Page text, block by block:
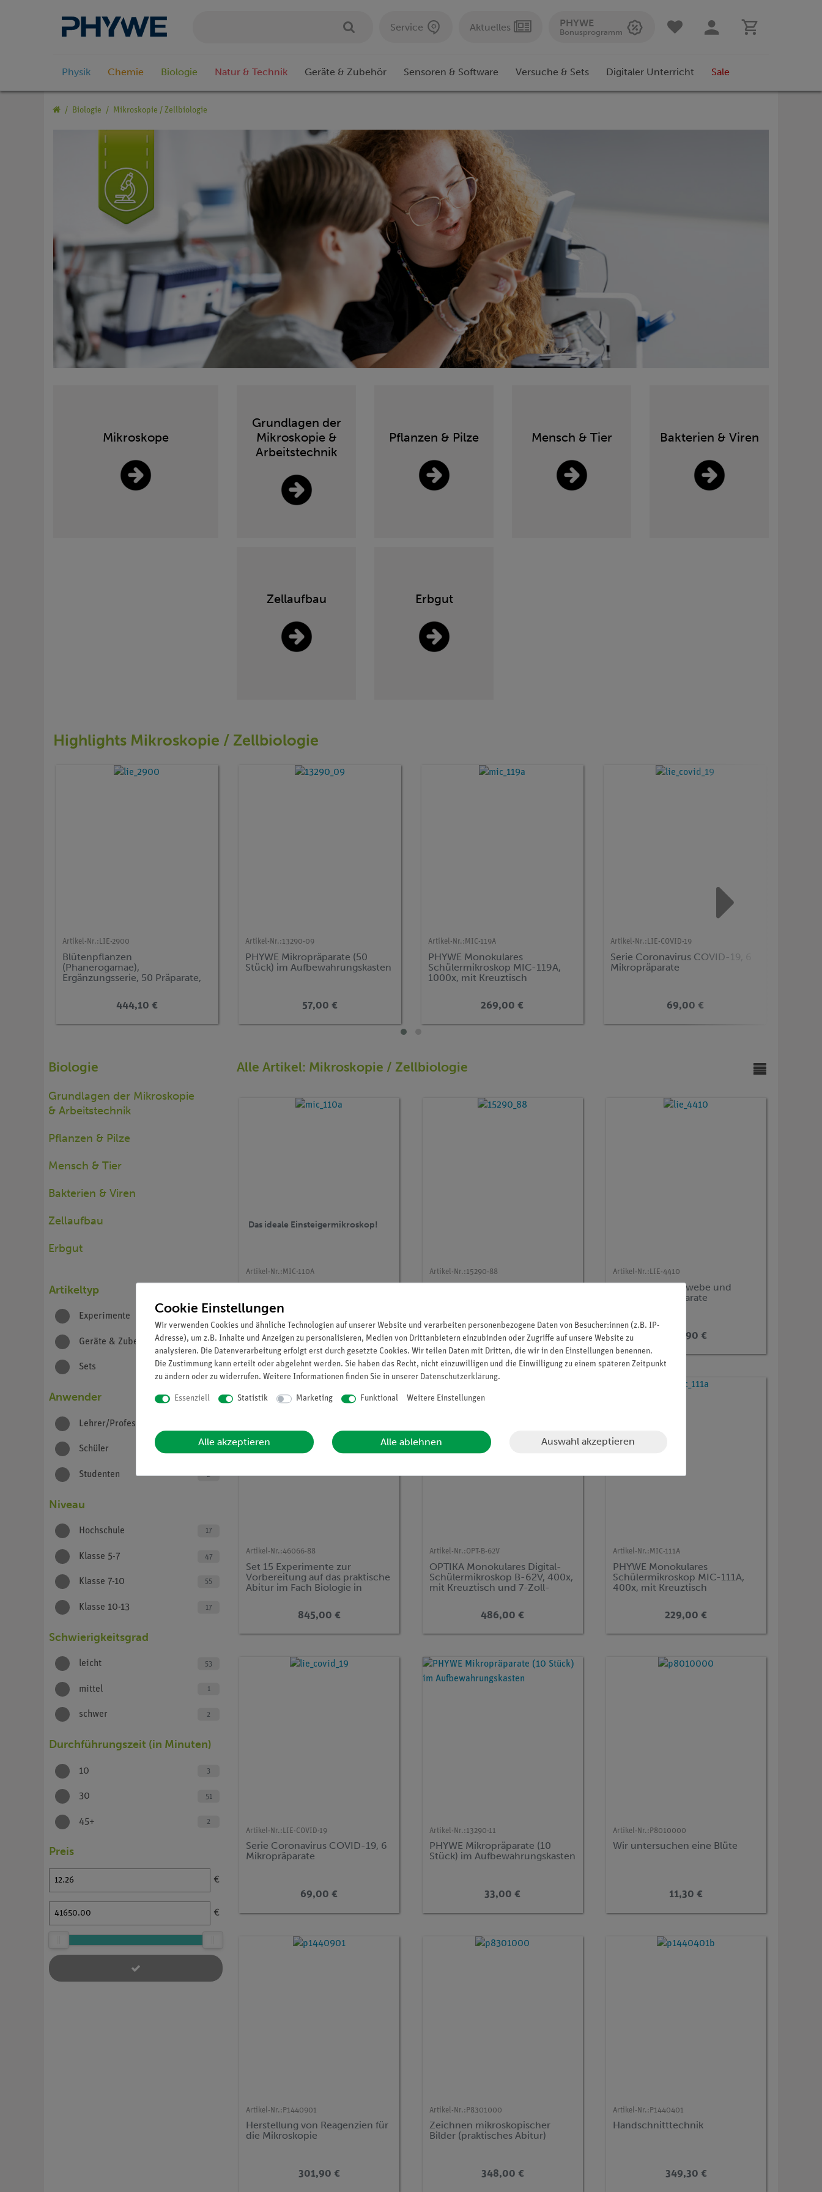
Service Aktuelles PHYWE
Bonusprogramm
Physik Chemie Biologie Natur & Technik Geräte & Zubehör Sensoren & Software Versuche & Sets Digitaler Unterricht Sale
Biologie Mikroskopie / Zellbiologie
Mikroskope
Grundlagen der
Mikroskopie &
Arbeitstechnik
Pflanzen & Pilze Mensch & Tier Bakterien & Viren
Zellaufbau Erbgut
Highlights Mikroskopie / Zellbiologie
Artikel-Nr.: LIE-2900
Blütenpflanzen
(Phanerogamae),
Ergänzungsserie, 50 Präparate,
444,10 €
Artikel-Nr.:13290-09
PHYWE Mikropräparate (50
Stück) im Aufbewahrungskasten
57,00 €
Artikel-Nr.: MIC-119A
PHYWE Monokulares
Schülermikroskop MIC-119A,
1000x, mit Kreuztisch
269,00 €
Artikel-Nr.: LIE-COVID-19
Serie Coronavirus COVID-19, 6
Mikropräparate
69,00 €
Biologie
Grundlagen der Mikroskopie
& Arbeitstechnik
Pflanzen & Pilze
Mensch & Tier
Bakterien & Viren
Zellaufbau
Erbgut
Artikeltyp
Experimente
Geräte & Zubehör 30
Sets 4
Anwender
Lehrer/Professoren
Schüler
Studenten 2
Niveau
Hochschule 17
Klasse 5-7 47
Klasse 7-10 55
Klasse 10-13 17
Schwierigkeitsgrad
leicht 53
mittel 1
schwer 2
Durchführungszeit (in Minuten)
10 3
30 51
45+ 2
Preis
€
€
Alle Artikel: Mikroskopie / Zellbiologie
Artikel-Nr.: MIC-110A
PHYWE Monokulares
400x, mit Präparateklemmen
Das ideale Einsteigermikroskop!
169,00 €
Artikel-Nr.:15290-88
Set Schülerversuche
276,00 €
Artikel-Nr.: LIE-4410
Serie I. Zelle, Gewebe und
Organe, 13 Präparate
108,90 €
Artikel-Nr.:46066-88
Set 15 Experimente zur
Vorbereitung auf das praktische
Abitur im Fach Biologie in
845,00 €
Artikel-Nr.:OPT-B-62V
OPTIKA Monokulares Digital-
Schülermikroskop B-62V, 400x,
mit Kreuztisch und 7-Zoll-
486,00 €
Artikel-Nr.: MIC-111A
PHYWE Monokulares
Schülermikroskop MIC-111A,
400x, mit Kreuztisch
229,00 €
Artikel-Nr.: LIE-COVID-19
Serie Coronavirus COVID-19, 6
Mikropräparate
69,00 €
Artikel-Nr.:13290-11
PHYWE Mikropräparate (10
Stück) im Aufbewahrungskasten
33,00 €
Artikel-Nr.: P8010000
Wir untersuchen eine Blüte
11,30 €
Artikel-Nr.: P1440901
Herstellung von Reagenzien für
die Mikroskopie
301,90 €
Artikel-Nr.: P8301000
Zeichnen mikroskopischer
Bilder (praktisches Abitur)
348,00 €
Artikel-Nr.: P1440401
Handschnitttechnik
349,30 €
Cookie Einstellungen
Wir verwenden Cookies und ähnliche Technologien auf unserer Website und verarbeiten personenbezogene Daten von Besucher:innen (z.B. IP-
Adresse), um z.B. Inhalte und Anzeigen zu personalisieren, Medien von Drittanbietern einzubinden oder Zugriffe auf unsere Website zu
analysieren. Die Datenverarbeitung erfolgt erst durch gesetzte Cookies. Wir teilen Daten mit Dritten, die wir in den Einstellungen benennen.
Die Zustimmung kann erteilt oder abgelehnt werden. Sie haben das Recht, nicht einzuwilligen und die Einwilligung zu einem späteren Zeitpunkt
zu ändern oder zu widerrufen. Weitere Informationen finden Sie in unserer Daten­schutz­erklärung.
Essenziell Statistik Marketing Funktional Weitere Einstellungen
Alle akzeptieren Alle ablehnen Auswahl akzeptieren